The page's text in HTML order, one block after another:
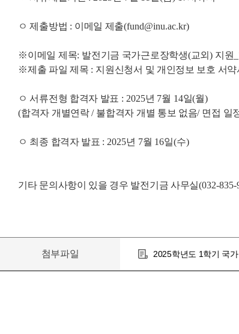
ㅇ 제출방법 : 이메일 제출(fund@inu.ac.kr)
※이메일 제목: 발전기금 국가근로장학생(교외) 지원
※제출 파일 제목 : 지원신청서 및 개인정보 보호 서약
ㅇ 서류전형 합격자 발표 : 2025년 7월 14일(월)
(합격자 개별연락/ 불합격자 개별 통보 없음/ 면접 일
ㅇ 최종 합격자 발표 : 2025년 7월 16일(수)
기타 문의사항이 있을 경우 발전기금 사무실(032-835-
첨부파일 2025학년도 1학기 국